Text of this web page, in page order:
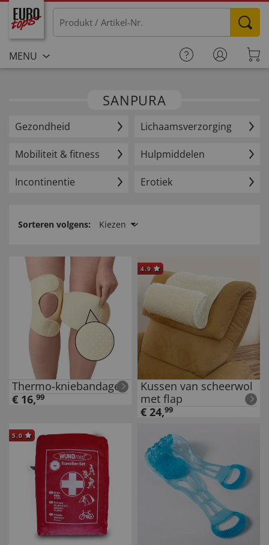
MENU
SANPURA
Gezondheid Lichaamsverzorging
Mobiliteit & fitness Hulpmiddelen
Incontinentie Erotiek
Sorteren volgens: Kiezen
Thermo-kniebandage
€ 16,99
4.9
Kussen van scheerwol
met flap
€ 24,99
5.0